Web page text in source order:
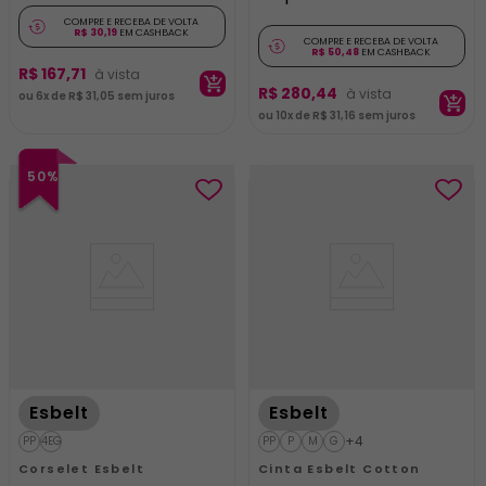
COMPRE E RECEBA DE VOLTA
R$ 30,19EM CASHBACK
R$167,71
ou 6x de R$ 31,05 sem juros
COMPRE E RECEBA DE VOLTA
R$ 50,48EM CASHBACK
R$ 280,44
ou 10x de R$ 31,16 sem juros
50%
Esbelt
PP 4EG
Corselet Esbelt
Esbelt
PP P M G +4
Cinta Esbelt Cotton